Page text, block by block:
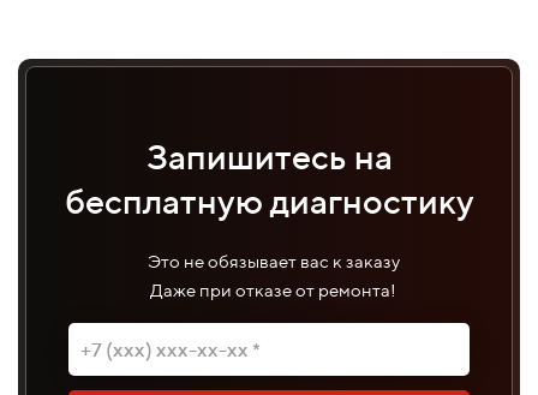
Запишитесь на
бесплатную диагностику
Это не обязывает вас к заказу
Даже при отказе от ремонта!